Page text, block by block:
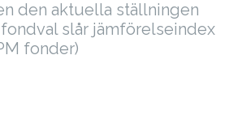
den aktuella ställningen
slår jämförelseindex
fonder)